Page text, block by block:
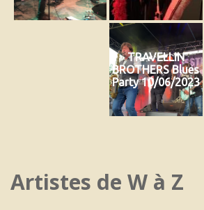
TRAVELLIN
BROTHERS Blues
Party 10/06/2023
Artistes de W à Z